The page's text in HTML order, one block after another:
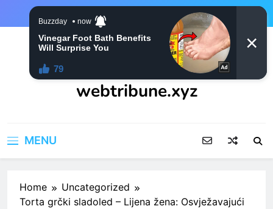
webtribune.xyz
MENU
Home
Uncategorized
Torta grčki sladoled – Lijena žena: Osvježavajući